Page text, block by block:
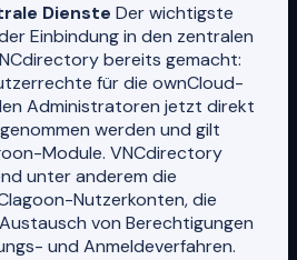
Dienste Der wichtigste
Einbindung in den zentralen
bereits gemacht:
für die ownCloud-
Administratoren jetzt direkt
werden und gilt
Module. VNCdirectory
unter anderem die
Nutzerkonten, die
von Berechtigungen
und Anmeldeverfahren.